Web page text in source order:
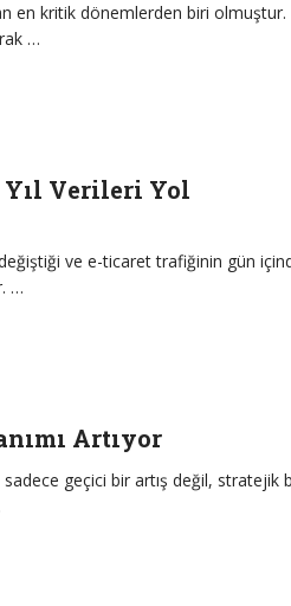
en kritik dönemlerden biri olmuştur.
…
Yıl Verileri Yol
değiştiği ve e-ticaret trafiğinin gün
…
Artıyor
geçici bir artış değil, stratejik